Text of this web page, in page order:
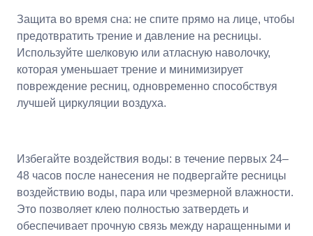
Защита во время сна: не спите прямо на лице, чтобы
предотвратить трение и давление на ресницы.
Используйте шелковую или атласную наволочку,
которая уменьшает трение и минимизирует
повреждение ресниц, одновременно способствуя
лучшей циркуляции воздуха.
Избегайте воздействия воды: в течение первых 24–
48 часов после нанесения не подвергайте ресницы
воздействию воды, пара или чрезмерной влажности.
Это позволяет клею полностью затвердеть и
обеспечивает прочную связь между наращенными и